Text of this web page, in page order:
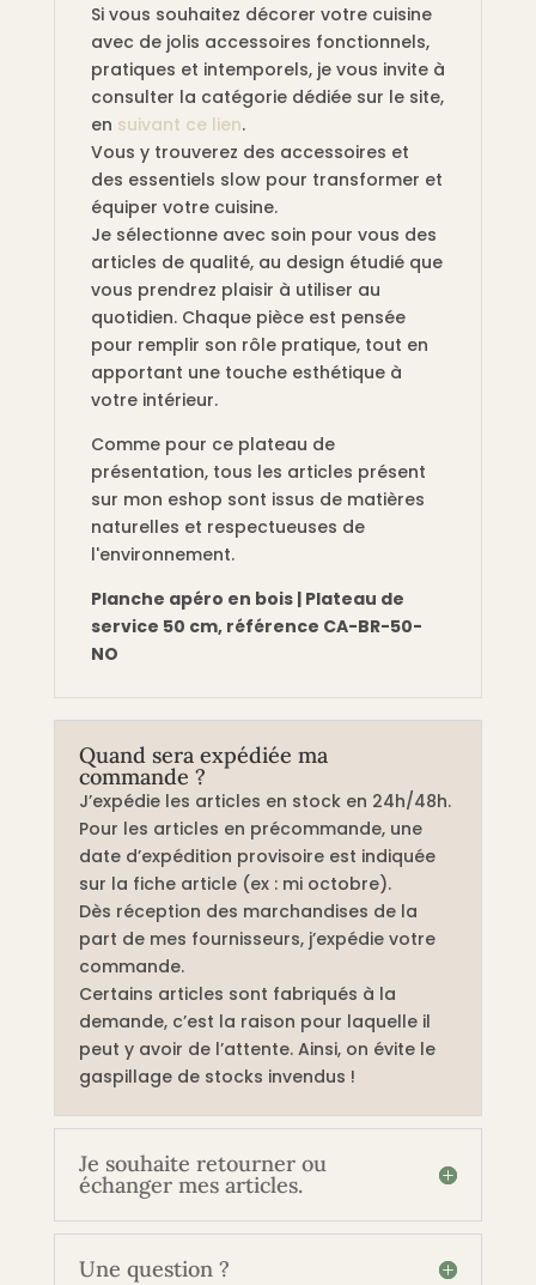
Si vous souhaitez décorer votre cuisine
avec de jolis accessoires fonctionnels,
pratiques et intemporels, je vous invite à
consulter la catégorie dédiée sur le site,
en suivant ce lien.
Vous y trouverez des accessoires et
des essentiels slow pour transformer et
équiper votre cuisine.
Je sélectionne avec soin pour vous des
articles de qualité, au design étudié que
vous prendrez plaisir à utiliser au
quotidien. Chaque pièce est pensée
pour remplir son rôle pratique, tout en
apportant une touche esthétique à
votre intérieur.
Comme pour ce plateau de
présentation, tous les articles présent
sur mon eshop sont issus de matières
naturelles et respectueuses de
l'environnement.
Planche apéro en bois | Plateau de
service 50 cm, référence CA-BR-50-
NO
Quand sera expédiée ma
commande ?
J’expédie les articles en stock en 24h/48h.
Pour les articles en précommande, une
date d’expédition provisoire est indiquée
sur la fiche article (ex : mi octobre).
Dès réception des marchandises de la
part de mes fournisseurs, j’expédie votre
commande.
Certains articles sont fabriqués à la
demande, c’est la raison pour laquelle il
peut y avoir de l’attente. Ainsi, on évite le
gaspillage de stocks invendus !
Je souhaite retourner ou
échanger mes articles.
Une question ?